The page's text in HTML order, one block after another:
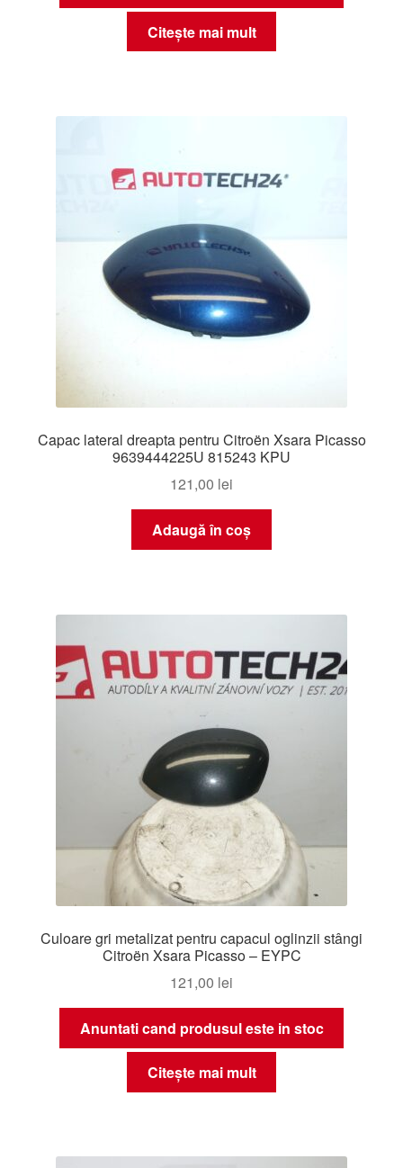
Citește mai mult
Capac lateral dreapta pentru Citroën Xsara Picasso
9639444225U 815243 KPU
121,00 lei
Adaugă în coș
Culoare gri metalizat pentru capacul oglinzii stângi
Citroën Xsara Picasso – EYPC
121,00 lei
Anuntati cand produsul este in stoc
Citește mai mult